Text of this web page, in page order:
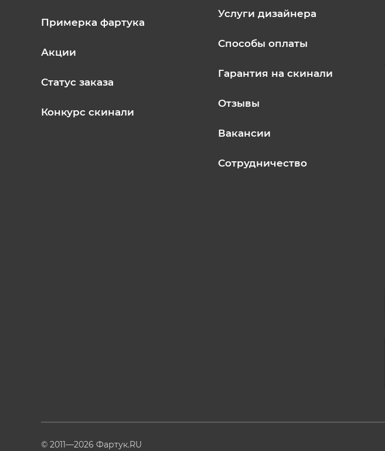
Примерка фартука
Акции
Статус заказа
Конкурс скинали
Услуги дизайнера
Способы оплаты
Гарантия на скинали
Отзывы
Вакансии
Сотрудничество
© 2011—2026 Фартук.RU